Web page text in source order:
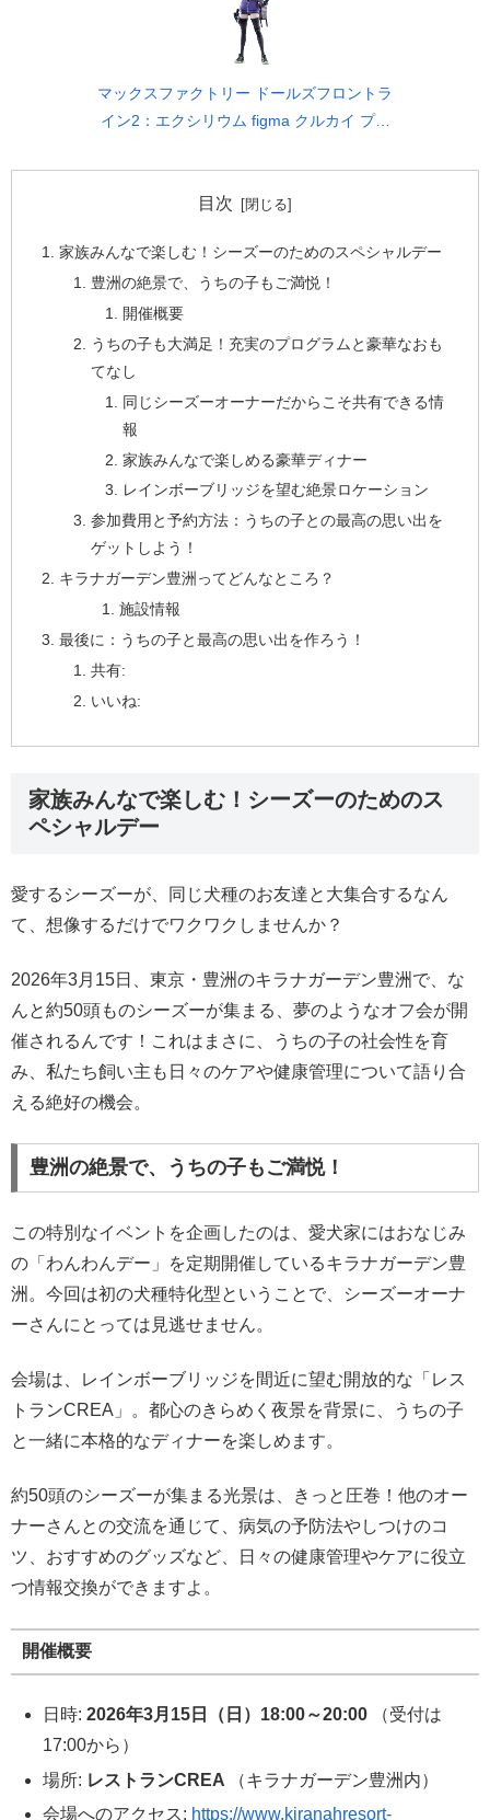
マックスファクトリー ドールズフロントラ
イン2：エクシリウム figma クルカイ プラ
スケール 専用台座付属 全高約156mm
目次
家族みんなで楽しむ！シーズーのためのスペシャルデー
豊洲の絶景で、うちの子もご満悦！
開催概要
うちの子も大満足！充実のプログラムと豪華なおも
てなし
同じシーズーオーナーだからこそ共有できる情
報
家族みんなで楽しめる豪華ディナー
レインボーブリッジを望む絶景ロケーション
参加費用と予約方法：うちの子との最高の思い出を
ゲットしよう！
キラナガーデン豊洲ってどんなところ？
施設情報
最後に：うちの子と最高の思い出を作ろう！
共有:
いいね:
家族みんなで楽しむ！シーズーのためのス
ペシャルデー
愛するシーズーが、同じ犬種のお友達と大集合するなん
て、想像するだけでワクワクしませんか？
2026年3月15日、東京・豊洲のキラナガーデン豊洲で、な
んと約50頭ものシーズーが集まる、夢のようなオフ会が開
催されるんです！これはまさに、うちの子の社会性を育
み、私たち飼い主も日々のケアや健康管理について語り合
える絶好の機会。
豊洲の絶景で、うちの子もご満悦！
この特別なイベントを企画したのは、愛犬家にはおなじみ
の「わんわんデー」を定期開催しているキラナガーデン豊
洲。今回は初の犬種特化型ということで、シーズーオーナ
ーさんにとっては見逃せません。
会場は、レインボーブリッジを間近に望む開放的な「レス
トランCREA」。都心のきらめく夜景を背景に、うちの子
と一緒に本格的なディナーを楽しめます。
約50頭のシーズーが集まる光景は、きっと圧巻！他のオー
ナーさんとの交流を通じて、病気の予防法やしつけのコ
ツ、おすすめのグッズなど、日々の健康管理やケアに役立
つ情報交換ができますよ。
開催概要
日時:2026年3月15日（日）18:00～20:00
（受付は
17:00から）
場所: レストランCREA
（キラナガーデン豊洲内）
会場へのアクセス: https://www.kiranahresort-